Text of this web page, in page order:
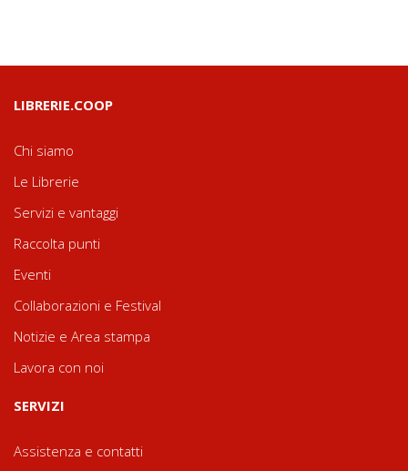
LIBRERIE.COOP
Chi siamo
Le Librerie
Servizi e vantaggi
Raccolta punti
Eventi
Collaborazioni e Festival
Notizie e Area stampa
Lavora con noi
SERVIZI
Assistenza e contatti